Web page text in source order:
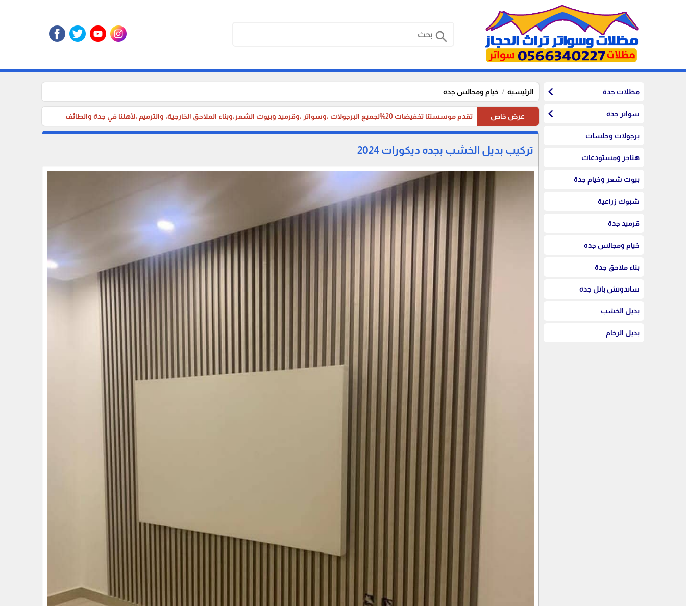
search
مظلات جدة chevron_left
سواتر جدة chevron_left
برجولات وجلسات
هناجر ومستودعات
بيوت شعر وخيام جدة
شبوك زراعية
قرميد جدة
خيام ومجالس جده
بناء ملاحق جدة
ساندوتش بانل جدة
بديل الخشب
بديل الرخام
الرئيسية خيام ومجالس جده
عرض خاص تقدم موسستنا تخفيضات 20%لجميع البرجولات ،وسواتر ،وقرميد وبيوت الشعر،وبناء الملاحق الخارجية، والترميم ،لأهلنا في جدة والطائف
تركيب بديل الخشب بجده ديكورات 2024